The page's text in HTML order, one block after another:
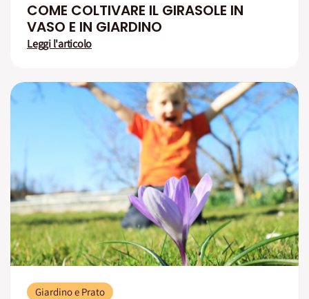
COME COLTIVARE IL GIRASOLE IN
VASO E IN GIARDINO
Leggi l'articolo
Giardino e Prato